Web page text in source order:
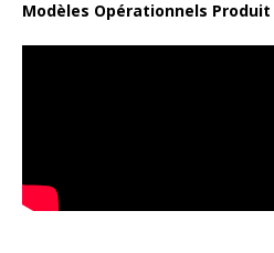
Modèles Opérationnels Produit